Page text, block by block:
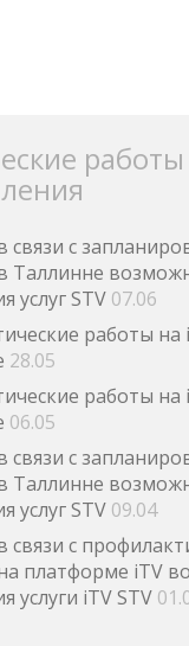
связи с
Таллинне
услуг STV 07.06
работы на
28.05
работы на
06.05
связи с
Таллинне
услуг STV 09.04
связи с
платформе iTV
услуги iTV STV